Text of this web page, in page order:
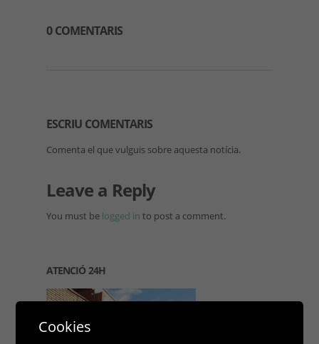
0 COMENTARIS
ESCRIU COMENTARIS
Comenta el que vulguis sobre aquesta notícia.
Leave a Reply
You must be logged in to post a comment.
ATENCIÓ 24H
Cookies